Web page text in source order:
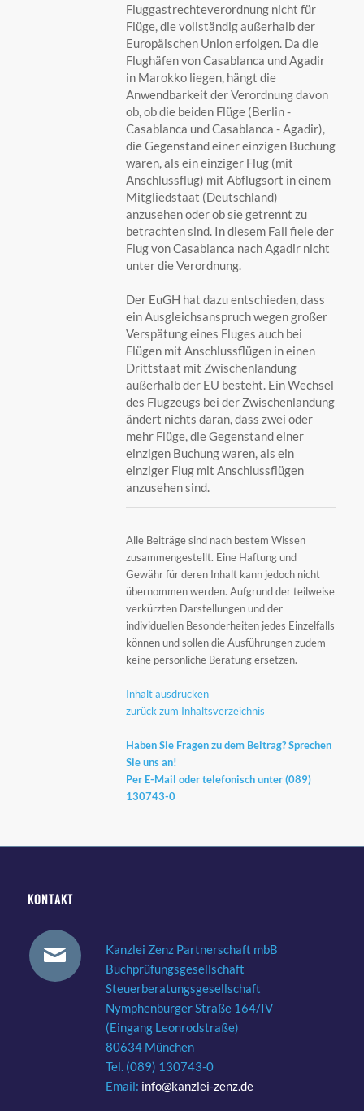
Fluggastrechteverordnung nicht für
Flüge, die vollständig außerhalb der
Europäischen Union erfolgen. Da die
Flughäfen von Casablanca und Agadir
in Marokko liegen, hängt die
Anwendbarkeit der Verordnung davon
ob, ob die beiden Flüge (Berlin -
Casablanca und Casablanca - Agadir),
die Gegenstand einer einzigen Buchung
waren, als ein einziger Flug (mit
Anschlussflug) mit Abflugsort in einem
Mitgliedstaat (Deutschland)
anzusehen oder ob sie getrennt zu
betrachten sind. In diesem Fall fiele der
Flug von Casablanca nach Agadir nicht
unter die Verordnung.
Der EuGH hat dazu entschieden, dass
ein Ausgleichsanspruch wegen großer
Verspätung eines Fluges auch bei
Flügen mit Anschlussflügen in einen
Drittstaat mit Zwischenlandung
außerhalb der EU besteht. Ein Wechsel
des Flugzeugs bei der Zwischenlandung
ändert nichts daran, dass zwei oder
mehr Flüge, die Gegenstand einer
einzigen Buchung waren, als ein
einziger Flug mit Anschlussflügen
anzusehen sind.
Alle Beiträge sind nach bestem Wissen
zusammengestellt. Eine Haftung und
Gewähr für deren Inhalt kann jedoch nicht
übernommen werden. Aufgrund der teilweise
verkürzten Darstellungen und der
individuellen Besonderheiten jedes Einzelfalls
können und sollen die Ausführungen zudem
keine persönliche Beratung ersetzen.
Inhalt ausdrucken
zurück zum Inhaltsverzeichnis
Haben Sie Fragen zu dem Beitrag? Sprechen
Sie uns an!
Per E-Mail oder telefonisch unter (089)
130743-0
KONTAKT
Kanzlei Zenz Partnerschaft mbB
Buchprüfungsgesellschaft
Steuerberatungsgesellschaft
Nymphenburger Straße 164/IV
(Eingang Leonrodstraße)
80634 München
Tel. (089) 130743-0
Email: info@kanzlei-zenz.de